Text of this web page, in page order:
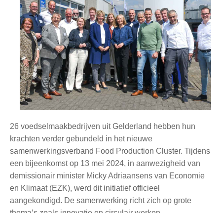
26 voedselmaakbedrijven uit Gelderland hebben hun
krachten verder gebundeld in het nieuwe
samenwerkingsverband Food Production Cluster. Tijdens
een bijeenkomst op 13 mei 2024, in aanwezigheid van
demissionair minister Micky Adriaansens van Economie
en Klimaat (EZK), werd dit initiatief officieel
aangekondigd. De samenwerking richt zich op grote